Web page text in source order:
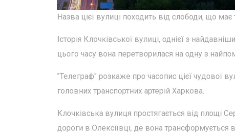
Назва цієї вулиці походить від слободи, що має
Історія Клочківської вулиці, однієї з
цього часу вона перетворилася на одну з
"Телеграф" розкаже про часопис цієї чудової
головних транспортних артерій Харкова.
Клочківська вулиця простягається від площі
дороги в Олексіївці, де вона